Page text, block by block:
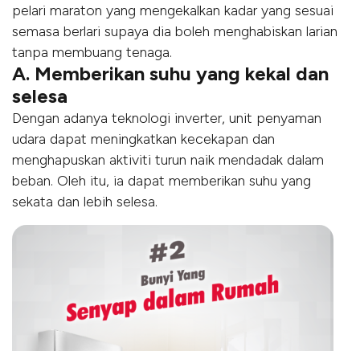
pelari maraton yang mengekalkan kadar yang sesuai
semasa berlari supaya dia boleh menghabiskan larian
tanpa membuang tenaga.
A. Memberikan suhu yang kekal dan
selesa
Dengan adanya teknologi inverter, unit penyaman
udara dapat meningkatkan kecekapan dan
menghapuskan aktiviti turun naik mendadak dalam
beban. Oleh itu, ia dapat memberikan suhu yang
sekata dan lebih selesa.